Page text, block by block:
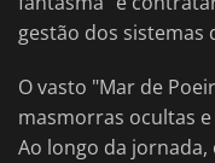
gestão dos sistemas
O vasto "Mar de
masmorras ocultas
Ao longo da